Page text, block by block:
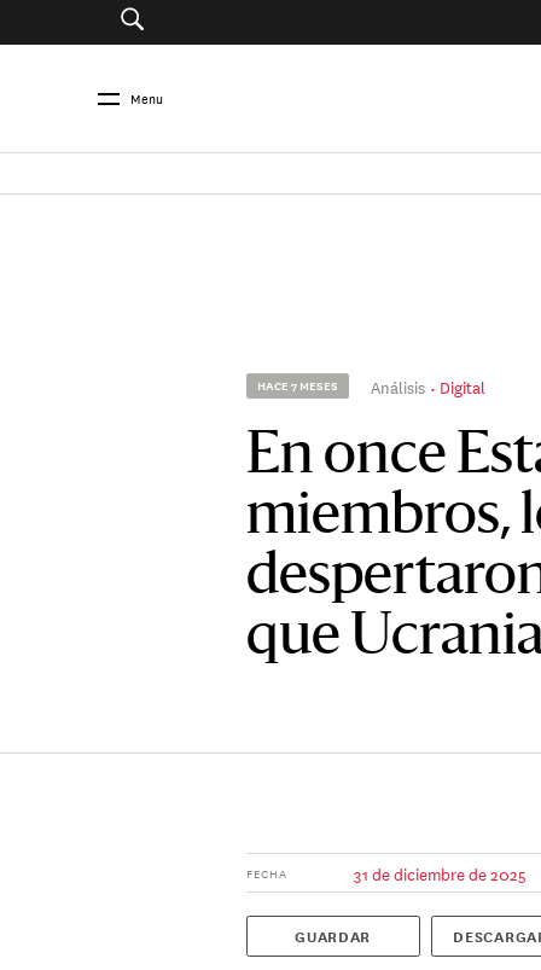
Menu
HACE 7 MESES Análisis Digital
En once
miembros,
que
FECHA 31 de diciembre de 2025
GUARDAR